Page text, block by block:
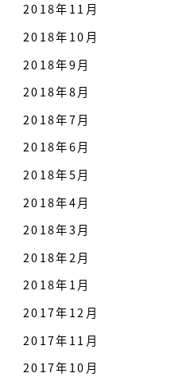
2018年11月
2018年10月
2018年9月
2018年8月
2018年7月
2018年6月
2018年5月
2018年4月
2018年3月
2018年2月
2018年1月
2017年12月
2017年11月
2017年10月